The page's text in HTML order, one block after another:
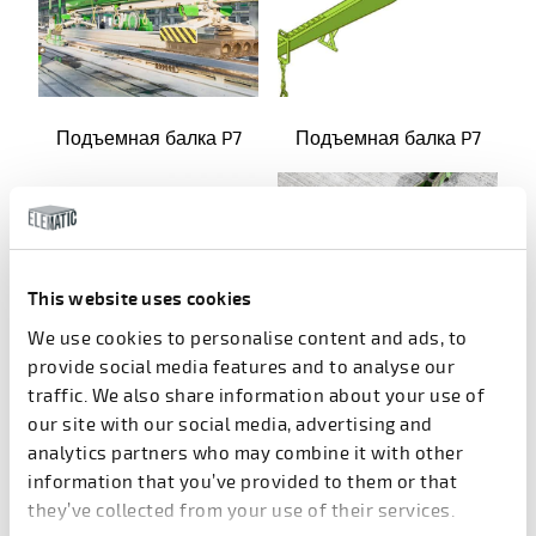
This website uses cookies
We use cookies to personalise content and ads, to
provide social media features and to analyse our
traffic. We also share information about your use of
our site with our social media, advertising and
analytics partners who may combine it with other
information that you’ve provided to them or that
they’ve collected from your use of their services.
Подъемная балка P7 Подъемная балка P7
Подъемная балка S5 Подъемные зажимы S5
Предыдущий
2 3 4 5 6 7 8